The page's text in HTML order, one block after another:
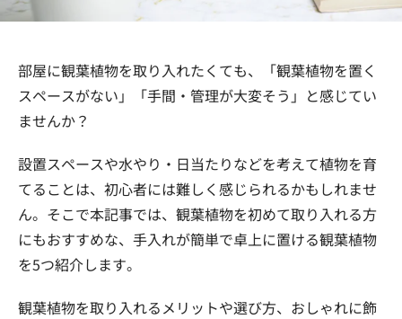
部屋に観葉植物を取り入れたくても、「観葉植物を置く
スペースがない」「手間・管理が大変そう」と感じてい
ませんか？
設置スペースや水やり・日当たりなどを考えて植物を育
てることは、初心者には難しく感じられるかもしれませ
ん。そこで本記事では、観葉植物を初めて取り入れる方
にもおすすめな、手入れが簡単で卓上に置ける観葉植物
を5つ紹介します。
観葉植物を取り入れるメリットや選び方、おしゃれに飾